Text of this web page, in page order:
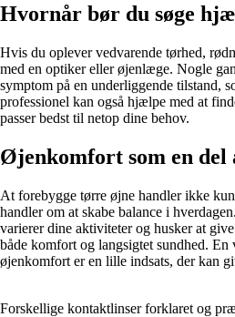
Hvornår bør du søge
Hvis du oplever vedvarende tørhed,
med en optiker eller øjenlæge. Nogle
symptom på en underliggende tilstand,
professionel kan også hjælpe med at
passer bedst til netop dine behov.
Øjenkomfort som en del
At forebygge tørre øjne handler ikke
handler om at skabe balance i
varierer dine aktiviteter og husker at
både komfort og langsigtet sundhed. En
øjenkomfort er en lille indsats, der kan
Forskellige kontaktlinser forklaret og